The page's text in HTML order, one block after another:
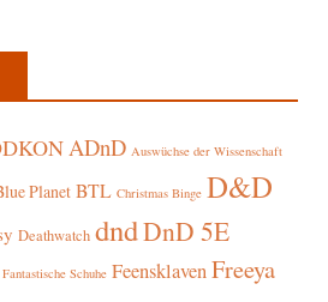
ADnD Auswüchse der Wissenschaft
Planet BTL Christmas Binge D&D
Deathwatch dndDnD 5E
Fantastische Schuhe FeensklavenFreeya